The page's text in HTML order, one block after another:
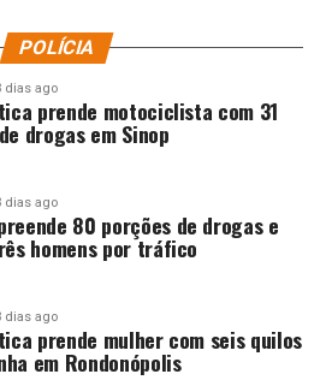
POLÍCIA
dias ago
prende motociclista com 31
drogas em Sinop
dias ago
80 porções de drogas e
homens por tráfico
dias ago
prende mulher com seis quilos
em Rondonópolis